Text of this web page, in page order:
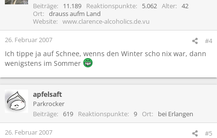
Beiträge 11.189 Reaktionspunkte 5.062 Alter
42
Ort
drauss aufm Land
Website
www.clarence-alcoholics.de.vu
26. Februar 2007 #4
Ich tippe ja auf Schnee, wenns den Winter scho nix war, dann
wenigstens im Sommer
apfelsaft
Parkrocker
Beiträge
619 Reaktionspunkte 9 Ort bei Erlangen
26. Februar 2007 #5